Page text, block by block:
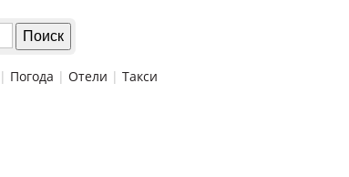
| Погода | Отели | Такси